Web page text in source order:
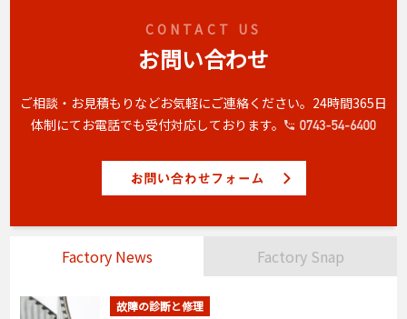
CONTACT US
お問い合わせ
ご相談・お見積もりなどお気軽にご連絡ください。 24時間365日
体制にてお電話でも受付対応しております。
Factory News Factory Snap
故障の診断と修理